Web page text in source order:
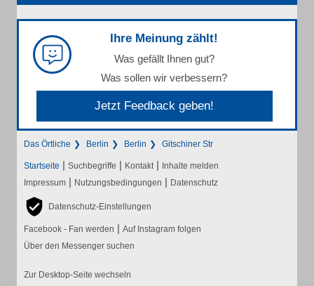
Ihre Meinung zählt!
Was gefällt Ihnen gut?
Was sollen wir verbessern?
Jetzt Feedback geben!
Das Örtliche Berlin Berlin Gitschiner Str
Startseite | Suchbegriffe | Kontakt | Inhalte melden
Impressum | Nutzungsbedingungen | Datenschutz
Datenschutz-Einstellungen
Facebook - Fan werden | Auf Instagram folgen
Über den Messenger suchen
Zur Desktop-Seite wechseln